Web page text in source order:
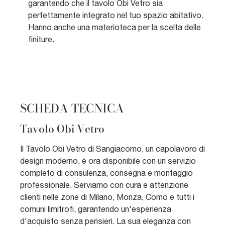
garantendo che il tavolo Obi Vetro sia
perfettamente integrato nel tuo spazio abitativo.
Hanno anche una materioteca per la scelta delle
finiture.
SCHEDA TECNICA
Tavolo Obi Vetro
Il Tavolo Obi Vetro di Sangiacomo, un capolavoro di
design moderno, è ora disponibile con un servizio
completo di consulenza, consegna e montaggio
professionale. Serviamo con cura e attenzione
clienti nelle zone di Milano, Monza, Como e tutti i
comuni limitrofi, garantendo un'esperienza
d'acquisto senza pensieri. La sua eleganza con